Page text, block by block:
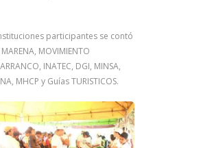
participantes se contó
MOVIMIENTO
INATEC, DGI, MINSA,
MHCP y Guías TURISTICOS.